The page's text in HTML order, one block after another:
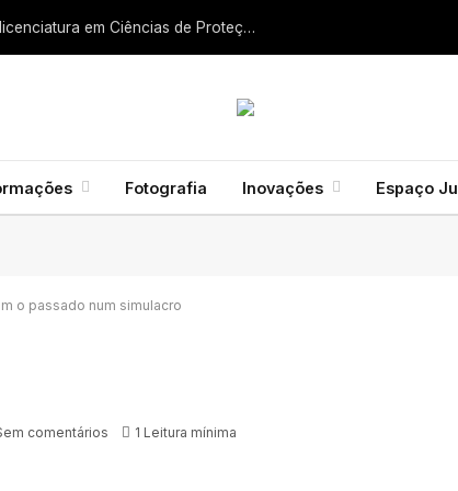
Liga dos Bombeiros quer fazer nascer licenciatura em Ciências de Proteção Civil e Bombeiros
Fotografia Inovações Espaço
o passado num simulacro
comentários 1 Leitura mínima